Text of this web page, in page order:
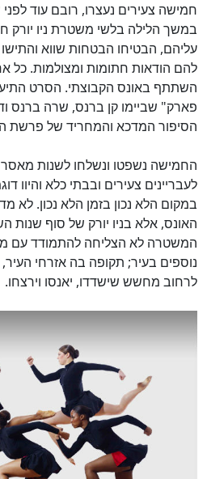
חמישה צעירים נעצרו, רובם עוד
במשך הלילה בלשי משטרת ניו יורק
עליהם, הבטיחו הבטחות שווא
להם הודאות חתומות ומצולמות. כל
השתתף באונס הקבוצתי. הסרט
פארק" שביימו קן ברנס, שרה ברנס
הסיפור המדכא והמחריד של פרשת
החמישה נשפטו ונשלחו לשנות
לעבריינים צעירים ובבתי כלא והיוו
במקום הלא נכון בזמן הלא נכון. לא
האונס, אלא בניו יורק של סוף שנות
המשטרה לא הצליחה להתמודד עם
נוספים בעיר; תקופה בה אזרחי
לרחוב מחשש שישדדו, יאנסו וירצחו.